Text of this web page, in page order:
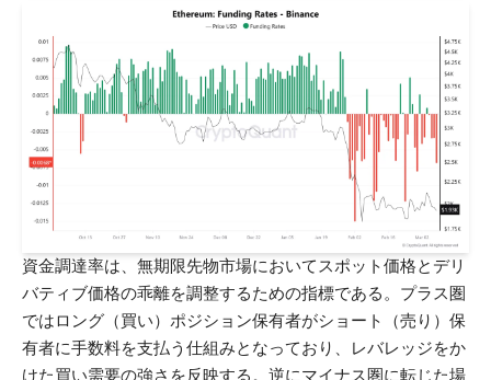
資金調達率は、無期限先物市場においてスポット価格とデリ
バティブ価格の乖離を調整するための指標である。プラス圏
ではロング（買い）ポジション保有者がショート（売り）保
有者に手数料を支払う仕組みとなっており、レバレッジをか
けた買い需要の強さを反映する。逆にマイナス圏に転じた場